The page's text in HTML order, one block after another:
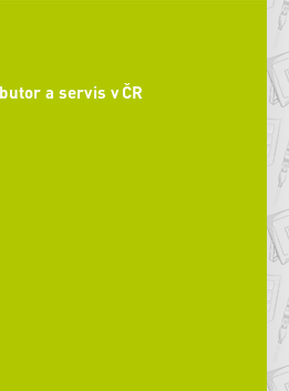
a servis v ČR